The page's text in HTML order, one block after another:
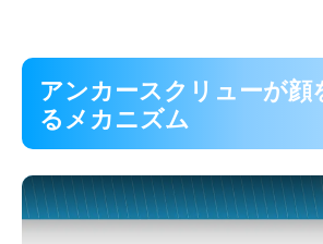
アンカースクリューが顔
るメカニズム